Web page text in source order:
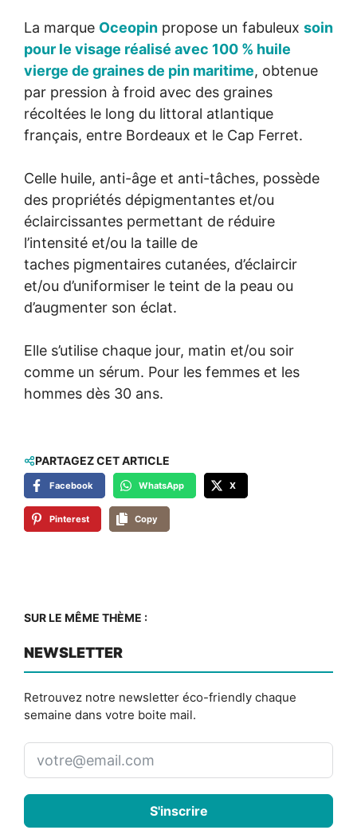
La marque Oceopin propose un fabuleux soin
pour le visage réalisé avec 100 % huile
vierge de graines de pin maritime, obtenue
par pression à froid avec des graines
récoltées le long du littoral atlantique
français, entre Bordeaux et le Cap Ferret.
Celle huile, anti-âge et anti-tâches, possède
des propriétés dépigmentantes et/ou
éclaircissantes permettant de réduire
l’intensité et/ou la taille de
taches pigmentaires cutanées, d’éclaircir
et/ou d’uniformiser le teint de la peau ou
d’augmenter son éclat.
Elle s’utilise chaque jour, matin et/ou soir
comme un sérum. Pour les femmes et les
hommes dès 30 ans.
PARTAGEZ CET ARTICLE
Facebook WhatsApp X
Pinterest Copy
SUR LE MÊME THÈME :
NEWSLETTER
Retrouvez notre newsletter éco-friendly chaque
semaine dans votre boite mail.
S'inscrire